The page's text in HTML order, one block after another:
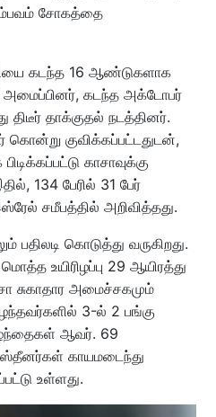
சோகத்தை
கடந்த 16 ஆண்டுகளாக
கடந்த அக்டோபர்
திடீர் தாக்குதல் நடத்தினர்.
கொன்று குவிக்கப்பட்டதுடன்,
காசாவுக்கு
134 பேரில் 31 பேர்
சமீபத்தில் அறிவித்தது.
பதிலடி கொடுத்து வருகிறது.
உயிரிழப்பு 29 ஆயிரத்து
சுகாதார அமைச்சகமும்
3-ல் 2 பங்கு
ஆவர். 69
காயமடைந்து
உள்ளது.